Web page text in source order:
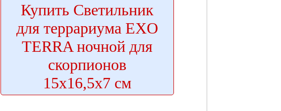
Купить Светильник
для террариума EXO
TERRA ночной для
скорпионов
15x16,5x7 см